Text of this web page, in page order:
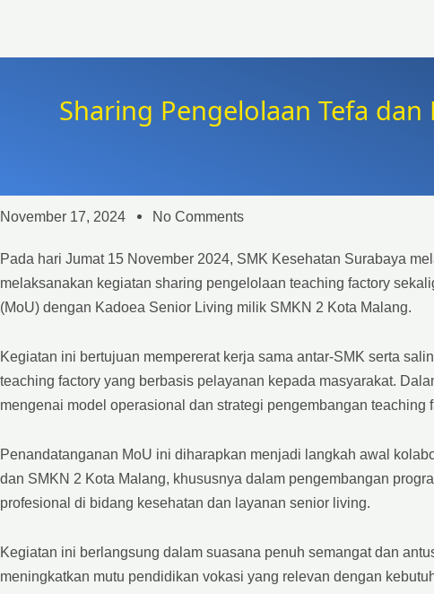
Sharing Pengelolaan Tefa
November 17, 2024 No Comments
Pada hari Jumat 15 November 2024, SMK Kesehatan Surabaya
melaksanakan kegiatan sharing pengelolaan teaching factory
(MoU) dengan Kadoea Senior Living milik SMKN 2 Kota Malang.
Kegiatan ini bertujuan mempererat kerja sama antar-SMK serta
teaching factory yang berbasis pelayanan kepada masyarakat.
mengenai model operasional dan strategi pengembangan
Penandatanganan MoU ini diharapkan menjadi langkah awal
dan SMKN 2 Kota Malang, khususnya dalam pengembangan
profesional di bidang kesehatan dan layanan senior living.
Kegiatan ini berlangsung dalam suasana penuh semangat dan
meningkatkan mutu pendidikan vokasi yang relevan dengan